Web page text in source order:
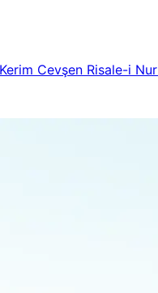
Cevşen Risale-i Nur